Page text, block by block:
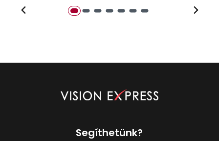
Segíthetünk?